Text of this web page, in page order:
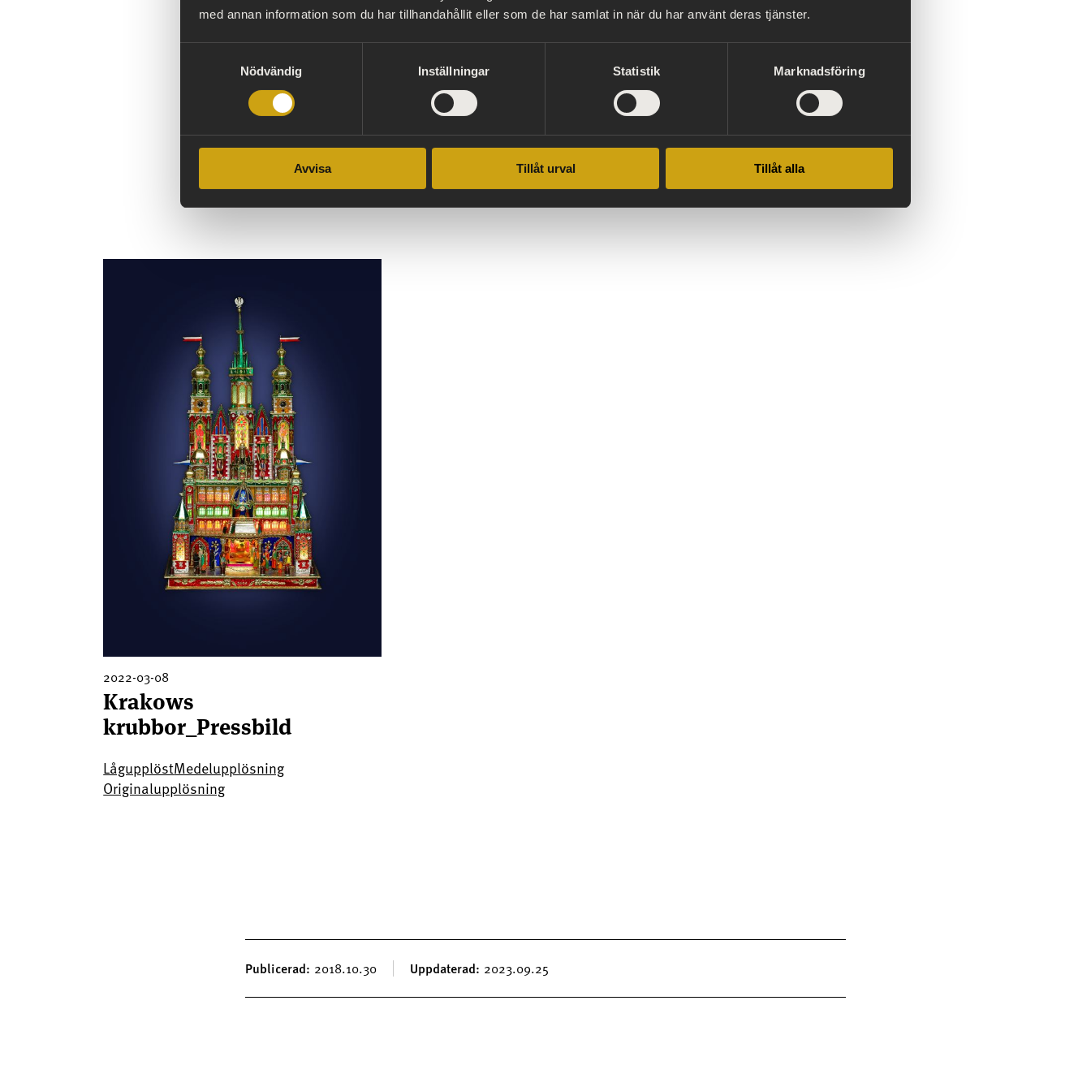
med annan information som du har tillhandahållit eller som de har samlat in när du har använt deras tjänster.
Nödvändig
Inställningar Statistik Marknadsföring
Avvisa Tillåt urval Tillåt alla
Hamngatan 4, Stockholm.
Maria.rosen@shm.se
anna.glowacki@shm.se
Tel:08–402 30 89
2022-03-08
Krakows
krubbor_Pressbild
LågupplöstMedelupplösning
Originalupplösning
Publicerad 2018.10.30 Uppdaterad 2023.09.25